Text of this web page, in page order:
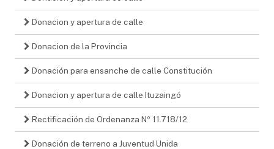
Donacion y apertura de calle
Donacion de la Provincia
Donación para ensanche de calle Constitución
Donacion y apertura de calle Ituzaingó
Rectificación de Ordenanza Nº 11.718/12
Donación de terreno a Juventud Unida